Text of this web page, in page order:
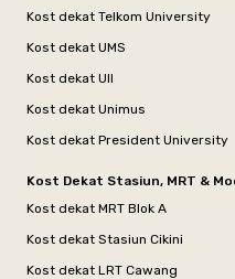
Kost dekat Telkom University
Kost dekat UMS
Kost dekat UII
Kost dekat Unimus
Kost dekat President University
Kost Dekat Stasiun, MRT &
Kost dekat MRT Blok A
Kost dekat Stasiun Cikini
Kost dekat LRT Cawang